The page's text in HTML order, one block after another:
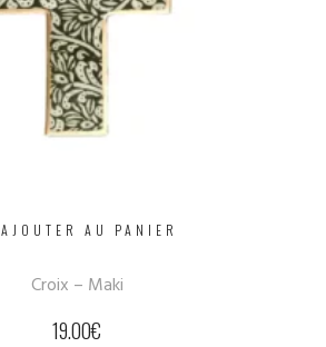
AJOUTER AU PANIER
Croix – Maki
19.00€